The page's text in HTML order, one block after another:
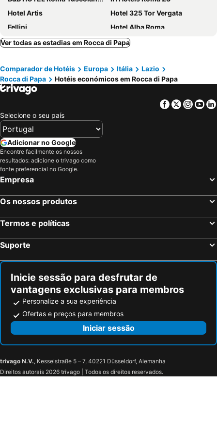
Hotel Artis
Hotel 325 Tor Vergata
Fellini
Hotel Alba Roma
Mercure Roma Cinecittà
Hampton by Hilton Rome East
Hotel Capannelle
La Maison Blanche
Hotel Giardino d'Europa
LH Domus Caesari
Piccolo Borgo
Hotel Casarola - Trigoria
Villa Eur Parco Dei Pini
Locanda delle Corse
Hotel Domidea
SHG Hotel Antonella
Hotel Vitti
Rome Ciampino Smart Hotel
Marini Park Hotel
Casale De Santis
Hotel Villa Giulia
Hotel Villa Degli Angeli
Park Hotel Villa Grazioli
Villa Due Leoni - Casa Per Ferie
Arco di Travertino
Locanda dello Spuntino
La Vista Agriturismo Boutique
Hotel Squarciarelli
La Locanda del Pontefice
Villa Cavalletti
Hotel Castel Vecchio
Albergo Panorama
Villa Mercede
Il Parco Degli Ulivi
Domus Park Hotel & SPA
Ver todas as estadias em Rocca di Papa
Comparador de Hotéis Europa Itália
Lazio
Rocca di Papa
Hotéis económicos em Rocca di Papa
Facebook
Twitter
Selecione o seu país
Adicionar no Google
Encontre facilmente os nossos
resultados: adicione o trivago como
fonte preferencial no Google.
Empresa
Os nossos produtos
Termos e políticas
Suporte
Inicie sessão para desfrutar de
vantagens exclusivas para membros
Personalize a sua experiência
Ofertas e preços para membros
Iniciar sessão
trivago N.V., Kesselstraße 5 – 7, 40221 Düsseldorf, Alemanha
Direitos autorais 2026 trivago | Todos os direitos reservados.